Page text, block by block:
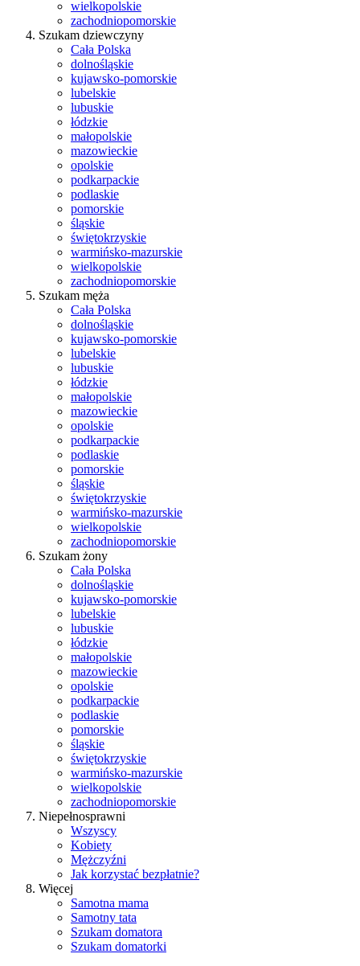
wielkopolskie
zachodniopomorskie
Szukam dziewczyny
Cała Polska
dolnośląskie
kujawsko-pomorskie
lubelskie
lubuskie
łódzkie
małopolskie
mazowieckie
opolskie
podkarpackie
podlaskie
pomorskie
śląskie
świętokrzyskie
warmińsko-mazurskie
wielkopolskie
zachodniopomorskie
Szukam męża
Cała Polska
dolnośląskie
kujawsko-pomorskie
lubelskie
lubuskie
łódzkie
małopolskie
mazowieckie
opolskie
podkarpackie
podlaskie
pomorskie
śląskie
świętokrzyskie
warmińsko-mazurskie
wielkopolskie
zachodniopomorskie
Szukam żony
Cała Polska
dolnośląskie
kujawsko-pomorskie
lubelskie
lubuskie
łódzkie
małopolskie
mazowieckie
opolskie
podkarpackie
podlaskie
pomorskie
śląskie
świętokrzyskie
warmińsko-mazurskie
wielkopolskie
zachodniopomorskie
Niepełnosprawni
Wszyscy
Kobiety
Mężczyźni
Jak korzystać bezpłatnie?
Więcej
Samotna mama
Samotny tata
Szukam domatora
Szukam domatorki